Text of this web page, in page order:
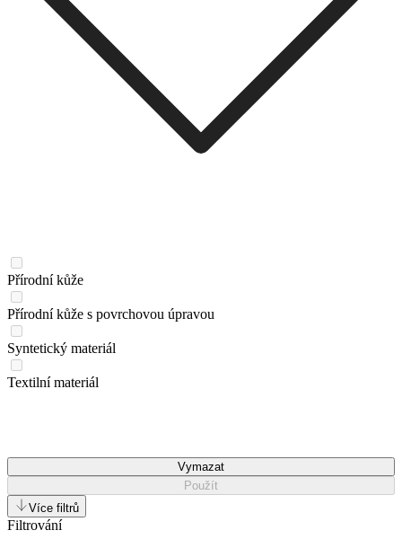
Přírodní kůže
Přírodní kůže s povrchovou úpravou
Syntetický materiál
Textilní materiál
Vymazat
Použít
Více filtrů
Filtrování